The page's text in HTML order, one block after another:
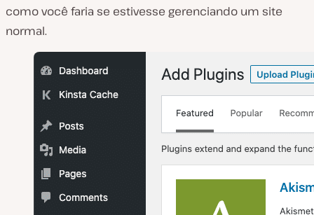
como você faria se estivesse gerenciando um site
normal.